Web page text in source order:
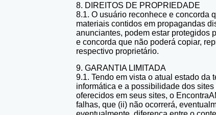
8. DIREITOS DE PROPRIEDADE
8.1. O usuário reconhece e concorda
materiais contidos em propagandas
anunciantes, podem estar protegidos
e concorda que não poderá copiar,
respectivo proprietário.
9. GARANTIA LIMITADA
9.1. Tendo em vista o atual estado
informática e a possibilidade dos
oferecidos em seus sites, o
falhas, que (ii) não ocorrerá,